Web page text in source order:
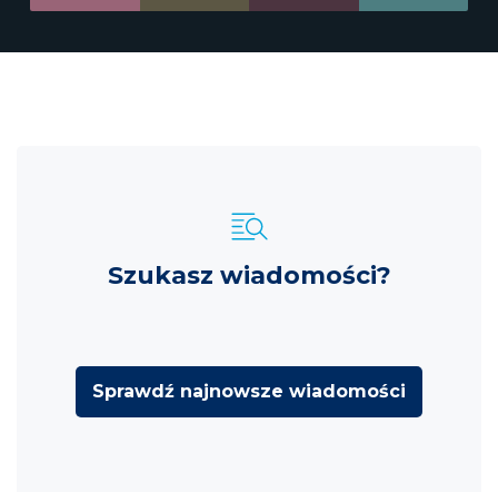
Szukasz wiadomości?
Sprawdź najnowsze wiadomości